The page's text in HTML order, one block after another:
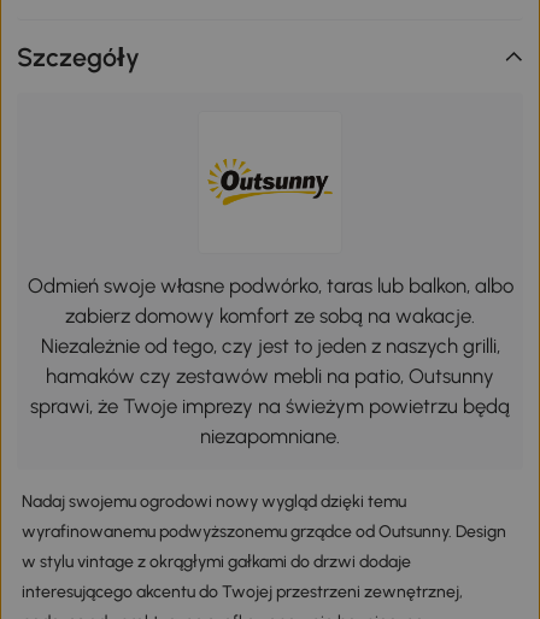
Szczegóły
Odmień swoje własne podwórko, taras lub balkon, albo
zabierz domowy komfort ze sobą na wakacje.
Niezależnie od tego, czy jest to jeden z naszych grilli,
hamaków czy zestawów mebli na patio, Outsunny
sprawi, że Twoje imprezy na świeżym powietrzu będą
niezapomniane.
Nadaj swojemu ogrodowi nowy wygląd dzięki temu
wyrafinowanemu podwyższonemu grządce od Outsunny. Design
w stylu vintage z okrągłymi gałkami do drzwi dodaje
interesującego akcentu do Twojej przestrzeni zewnętrznej,